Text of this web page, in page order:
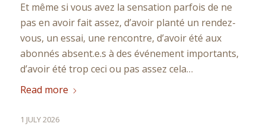
Et même si vous avez la sensation parfois de ne
pas en avoir fait assez, d’avoir planté un rendez-
vous, un essai, une rencontre, d’avoir été aux
abonnés absent.e.s à des événement importants,
d’avoir été trop ceci ou pas assez cela…
Read more
1 JULY 2026